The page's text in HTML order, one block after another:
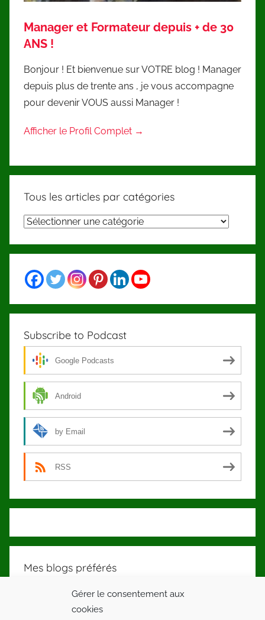
Gérer le consentement aux
cookies
Manager et Formateur depuis + de 30
ANS !
Bonjour ! Et bienvenue sur VOTRE blog ! Manager
depuis plus de trente ans , je vous accompagne
pour devenir VOUS aussi Manager !
Afficher le Profil Complet →
Tous les articles par catégories
Tous
articles
par
catégories
Subscribe to Podcast
Google Podcasts
Android
by Email
RSS
Mes blogs préférés
Mon Super Régime ! Atteindre son poids idéal
Avec le jeûne intermittent